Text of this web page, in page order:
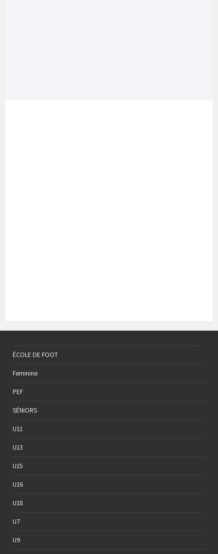
ÉCOLE DE FOOT
Feminine
PEF
SÉNIORS
U11
U13
U15
U16
U18
U7
U9